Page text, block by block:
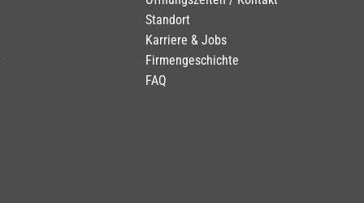
Standort
Karriere & Jobs
Firmengeschichte
FAQ